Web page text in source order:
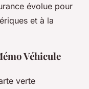
évolue pour
et à la
Véhicule
verte